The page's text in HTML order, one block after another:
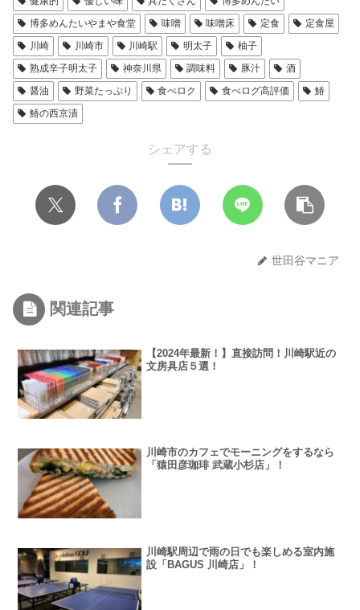
博多めんたいやまや食堂
味噌 味噌床 定食
定食屋
川崎
川崎市 川崎駅 明太子
柚子
熟成辛子明太子
神奈川県 調味料 豚汁
酒
醤油
野菜たっぷり 食べロク 食べログ高評価
鰆
鰆の西京漬
シェアする
世田谷マニア
関連記事
【2024年最新！】直接訪問！川崎駅近の
文房具店５選！
川崎市のカフェでモーニングをするなら
「猿田彦珈琲 武蔵小杉店」！
川崎駅周辺で雨の日でも楽しめる室内施
設「BAGUS 川崎店」！